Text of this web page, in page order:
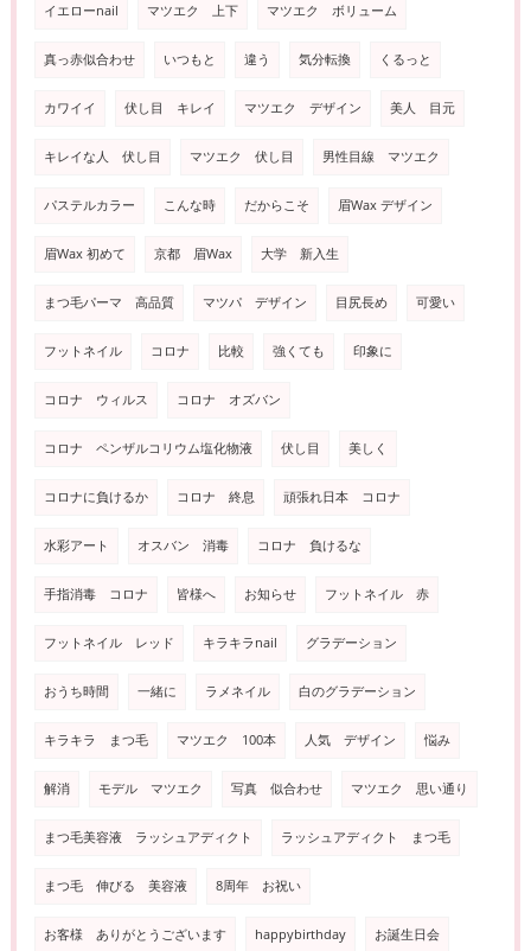
イエローnail マツエク 上下 マツエク ボリューム
真っ赤似合わせ いつもと 違う 気分転換 くるっと
カワイイ 伏し目 キレイ マツエク デザイン 美人 目元
キレイな人 伏し目 マツエク 伏し目 男性目線 マツエク
パステルカラー こんな時 だからこそ 眉Wax デザイン
眉Wax 初めて 京都 眉Wax 大学 新入生
まつ毛パーマ 高品質 マツパ デザイン 目尻長め 可愛い
フットネイル コロナ 比較 強くても 印象に
コロナ ウィルス コロナ オズバン
コロナ ペンザルコリウム塩化物液 伏し目 美しく
コロナに負けるか コロナ 終息 頑張れ日本 コロナ
水彩アート オスバン 消毒 コロナ 負けるな
手指消毒 コロナ 皆様へ お知らせ フットネイル 赤
フットネイル レッド キラキラnail グラデーション
おうち時間 一緒に ラメネイル 白のグラデーション
キラキラ まつ毛 マツエク 100本 人気 デザイン 悩み
解消 モデル マツエク 写真 似合わせ マツエク 思い通り
まつ毛美容液 ラッシュアディクト ラッシュアディクト まつ毛
まつ毛 伸びる 美容液 8周年 お祝い
お客様 ありがとうございます happybirthday お誕生日会